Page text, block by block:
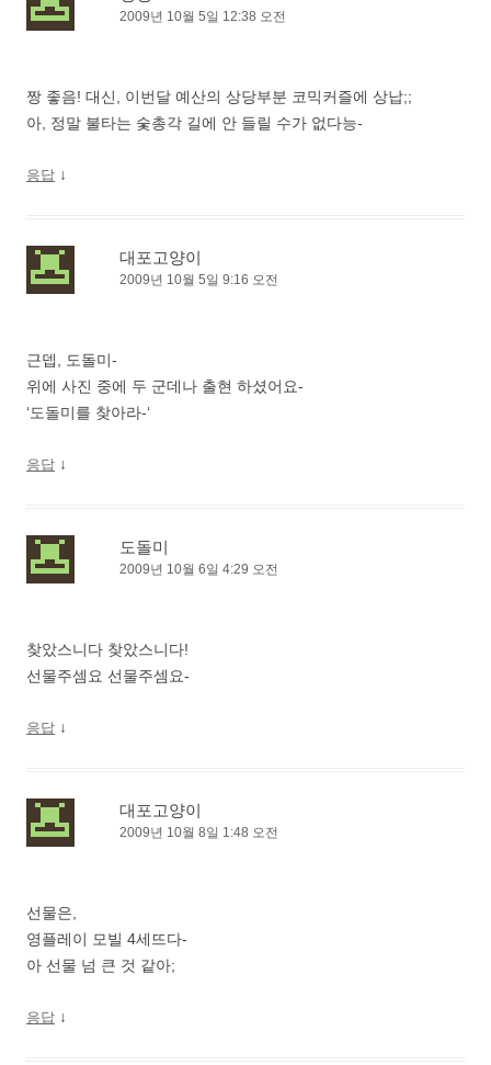
2009년 10월 5일 12:38 오전
짱 좋음! 대신, 이번달 예산의 상당부분 코믹커즐에 상납;;
아, 정말 불타는 숯총각 길에 안 들릴 수가 없다능-
응답 ↓
대포고양이
2009년 10월 5일 9:16 오전
근뎁, 도돌미-
위에 사진 중에 두 군데나 출현 하셨어요-
‘도돌미를 찾아라-‘
응답 ↓
도돌미
2009년 10월 6일 4:29 오전
찾았스니다 찾았스니다!
선물주셈요 선물주셈요-
응답 ↓
대포고양이
2009년 10월 8일 1:48 오전
선물은,
영플레이 모빌 4세뜨다-
아 선물 넘 큰 것 같아;
응답 ↓